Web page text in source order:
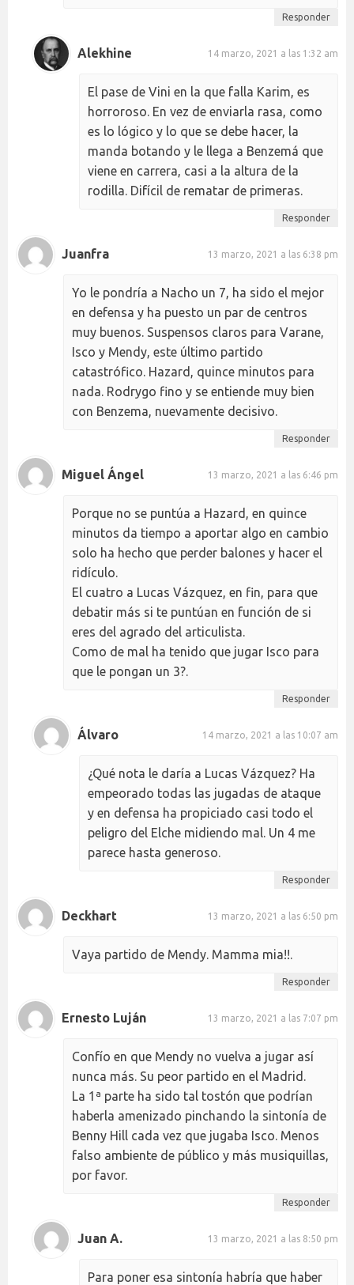
Responder
Alekhine 14 marzo, 2021 a las 1:32 am
El pase de Vini en la que falla Karim, es
horroroso. En vez de enviarla rasa, como
es lo lógico y lo que se debe hacer, la
manda botando y le llega a Benzemá que
viene en carrera, casi a la altura de la
rodilla. Difícil de rematar de primeras.
Responder
Juanfra 13 marzo, 2021 a las 6:38 pm
Yo le pondría a Nacho un 7, ha sido el mejor
en defensa y ha puesto un par de centros
muy buenos. Suspensos claros para Varane,
Isco y Mendy, este último partido
catastrófico. Hazard, quince minutos para
nada. Rodrygo fino y se entiende muy bien
con Benzema, nuevamente decisivo.
Responder
Miguel Ángel 13 marzo, 2021 a las 6:46 pm
Porque no se puntúa a Hazard, en quince
minutos da tiempo a aportar algo en cambio
solo ha hecho que perder balones y hacer el
ridículo.
El cuatro a Lucas Vázquez, en fin, para que
debatir más si te puntúan en función de si
eres del agrado del articulista.
Como de mal ha tenido que jugar Isco para
que le pongan un 3?.
Responder
Álvaro 14 marzo, 2021 a las 10:07 am
¿Qué nota le daría a Lucas Vázquez? Ha
empeorado todas las jugadas de ataque
y en defensa ha propiciado casi todo el
peligro del Elche midiendo mal. Un 4 me
parece hasta generoso.
Responder
Deckhart 13 marzo, 2021 a las 6:50 pm
Vaya partido de Mendy. Mamma mia!!.
Responder
Ernesto Luján 13 marzo, 2021 a las 7:07 pm
Confío en que Mendy no vuelva a jugar así
nunca más. Su peor partido en el Madrid.
La 1ª parte ha sido tal tostón que podrían
haberla amenizado pinchando la sintonía de
Benny Hill cada vez que jugaba Isco. Menos
falso ambiente de público y más musiquillas,
por favor.
Responder
Juan A. 13 marzo, 2021 a las 8:50 pm
Para poner esa sintonía habría que haber